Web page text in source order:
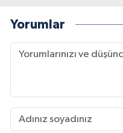
Yorumlar